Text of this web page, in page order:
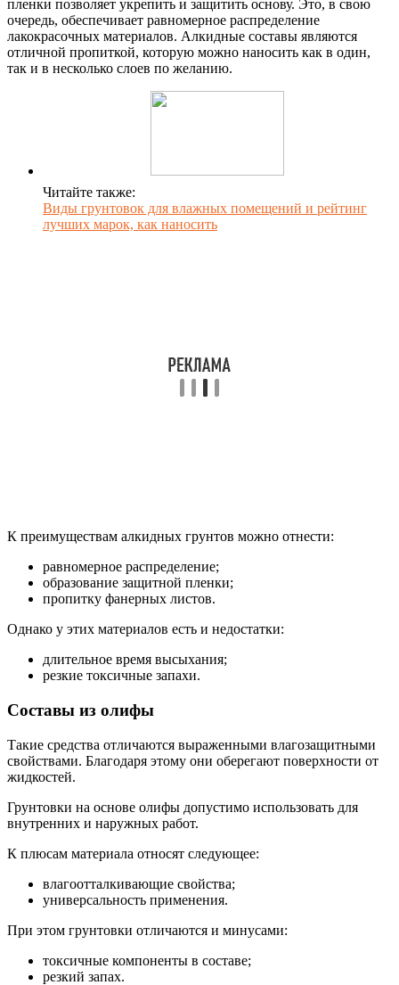
пленки позволяет укрепить и защитить основу. Это, в свою
очередь, обеспечивает равномерное распределение
лакокрасочных материалов. Алкидные составы являются
отличной пропиткой, которую можно наносить как в один,
так и в несколько слоев по желанию.
Читайте также:
Виды грунтовок для влажных помещений и рейтинг
лучших марок, как наносить
К преимуществам алкидных грунтов можно отнести:
равномерное распределение;
образование защитной пленки;
пропитку фанерных листов.
Однако у этих материалов есть и недостатки:
длительное время высыхания;
резкие токсичные запахи.
Составы из олифы
Такие средства отличаются выраженными влагозащитными
свойствами. Благодаря этому они оберегают поверхности от
жидкостей.
Грунтовки на основе олифы допустимо использовать для
внутренних и наружных работ.
К плюсам материала относят следующее:
влагоотталкивающие свойства;
универсальность применения.
При этом грунтовки отличаются и минусами:
токсичные компоненты в составе;
резкий запах.